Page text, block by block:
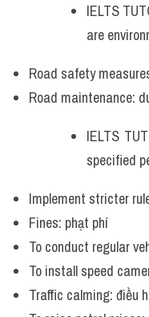
IELTS
are
Road safety
Road maintenance:
IELTS
specified
Implement stricter
Fines: phạt phí
To conduct regular
To install speed
Traffic calming: điều